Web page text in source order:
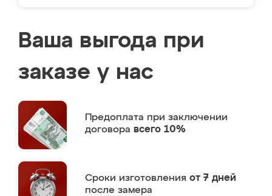
Ваша выгода при
заказе у нас
Предоплата при заключении
договора всего 10%
Сроки изготовления от 7 дней
после замера